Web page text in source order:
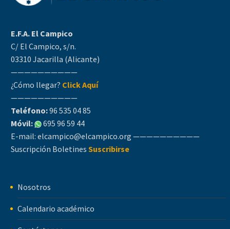
E.F.A. El Campico
C/ El Campico, s/n.
03310 Jacarilla (Alicante)
——————————
¿Cómo llegar? Click Aquí
——————————
Teléfono:96 535 04 85
Móvil:
695 96 59 44
E-mail: elcampico@elcampico.org ——————————
Suscripción Boletines Suscribirse
Nosotros
Calendario académico